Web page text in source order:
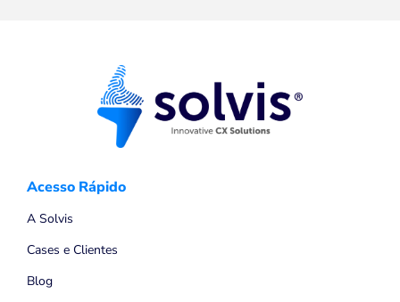
Acesso Rápido
A Solvis
Cases e Clientes
Blog